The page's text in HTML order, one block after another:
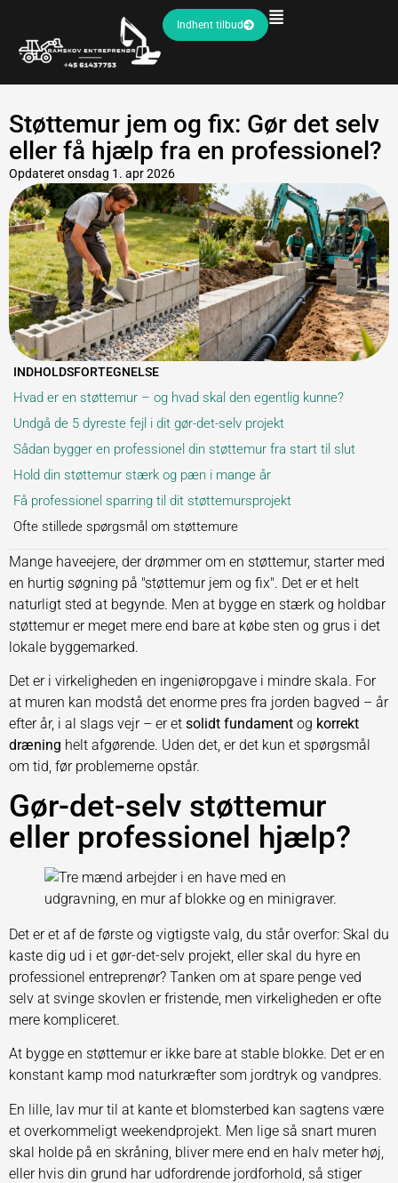
Indhent tilbud
Støttemur jem og fix: Gør det selv
eller få hjælp fra en professionel?
Opdateret onsdag 1. apr 2026
INDHOLDSFORTEGNELSE
Hvad er en støttemur – og hvad skal den egentlig kunne?
Undgå de 5 dyreste fejl i dit gør-det-selv projekt
Sådan bygger en professionel din støttemur fra start til slut
Hold din støttemur stærk og pæn i mange år
Få professionel sparring til dit støttemursprojekt
Ofte stillede spørgsmål om støttemure
Mange haveejere, der drømmer om en støttemur, starter med
en hurtig søgning på "støttemur jem og fix". Det er et helt
naturligt sted at begynde. Men at bygge en stærk og holdbar
støttemur er meget mere end bare at købe sten og grus i det
lokale byggemarked.
Det er i virkeligheden en ingeniøropgave i mindre skala. For
at muren kan modstå det enorme pres fra jorden bagved – år
efter år, i al slags vejr – er et solidt fundament og korrekt
dræning helt afgørende. Uden det, er det kun et spørgsmål
om tid, før problemerne opstår.
Gør-det-selv støttemur
eller professionel hjælp?
Det er et af de første og vigtigste valg, du står overfor: Skal du
kaste dig ud i et gør-det-selv projekt, eller skal du hyre en
professionel entreprenør? Tanken om at spare penge ved
selv at svinge skovlen er fristende, men virkeligheden er ofte
mere kompliceret.
At bygge en støttemur er ikke bare at stable blokke. Det er en
konstant kamp mod naturkræfter som jordtryk og vandpres.
En lille, lav mur til at kante et blomsterbed kan sagtens være
et overkommeligt weekendprojekt. Men lige så snart muren
skal holde på en skråning, bliver mere end en halv meter høj,
eller hvis din grund har udfordrende jordforhold, så stiger